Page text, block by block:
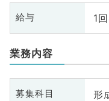
給与 1
業務内容
募集科目 形